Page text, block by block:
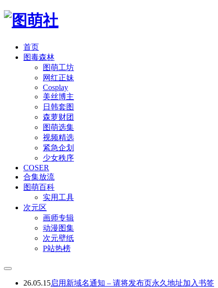
首页
图毒森林
图萌工坊
网红正妹
Cosplay
美丝博主
日韩套图
森萝财团
图萌选集
视频精选
紧急企划
少女秩序
COSER
合集放流
图萌百科
实用工具
次元区
画师专辑
动漫图集
次元壁纸
P站热榜
26.05.15启用新域名通知 – 请将发布页永久地址加入书签